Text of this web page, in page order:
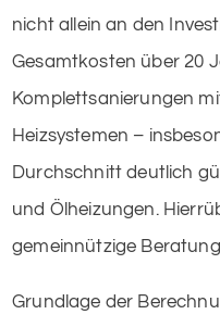
nicht allein an den
Gesamtkosten über 20
Komplettsanierungen
Heizsystemen –
Durchschnitt deutlich
und Ölheizungen.
gemeinnützige
Grundlage der